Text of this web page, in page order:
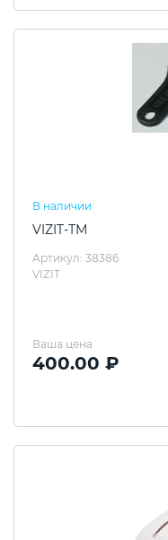
В наличии
VIZIT-ТМ
Артикул: 38386
VIZIT
Ваша цена
400.00 ₽